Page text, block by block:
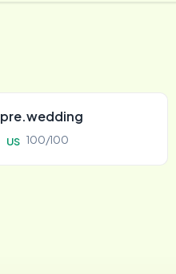
pre.wedding
US 100/100